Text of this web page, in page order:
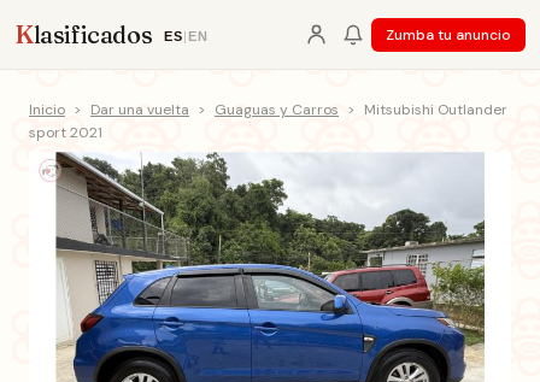
Klasificados ES| EN Zumba tu anuncio
Inicio > Dar una vuelta > Guaguas y Carros >
Mitsubishi Outlander
sport 2021